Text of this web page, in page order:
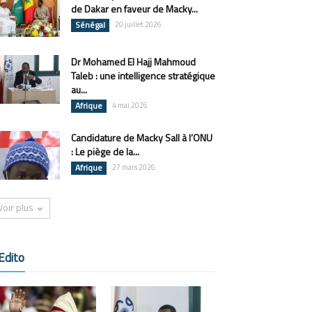
de Dakar en faveur de Macky...
Sénégal 20 juillet 2026
Dr Mohamed El Hajj Mahmoud
Taleb : une intelligence stratégique
au...
Afrique 4 mai 2026
Candidature de Macky Sall à l’ONU
: Le piège de la...
Afrique 27 mars 2026
plus